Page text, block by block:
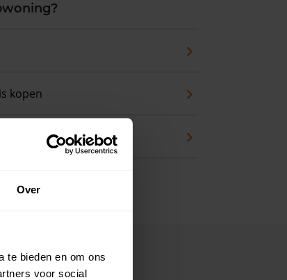
Over
te bieden en om ons
voor social
kopen